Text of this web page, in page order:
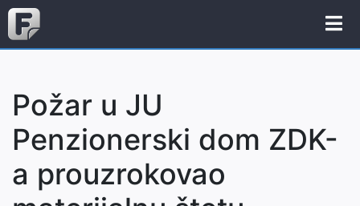
Požar u JU
Penzionerski dom ZDK-
a prouzrokovao